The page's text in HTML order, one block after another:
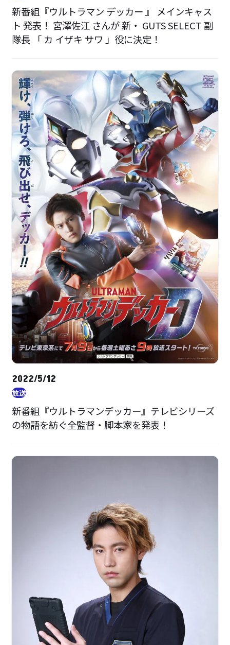
新番組『ウルトラマン デッカー 』 メインキャス
ト 発表！ 宮澤佐江 さんが 新・ GUTS SELECT 副
隊長 「 カ イザキ サワ 」役に決定！
2022/5/12
放送
新番組『ウルトラマンデッカー』テレビシリーズ
の物語を紡ぐ全監督・脚本家を発表！